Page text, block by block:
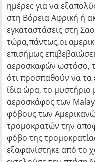
ημέρες για να
στη Βόρεια Αφρική ή
εγκαταστάσεις στη
τώρα,πάντως,οι
επισήμως
αεροσκαφών ωστόσο,
ότι προσπαθούν να τα
ίδια ώρα, τo μυστήριο
αεροσκάφος των
φόβους των
τρομοκρατών την
φόβο της
εξαφανίστηκε από το